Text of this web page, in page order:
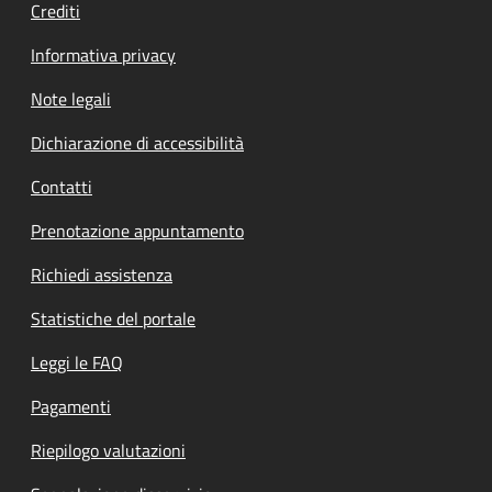
Crediti
Informativa privacy
Note legali
Dichiarazione di accessibilità
Contatti
Prenotazione appuntamento
Richiedi assistenza
Statistiche del portale
Leggi le FAQ
Pagamenti
Riepilogo valutazioni